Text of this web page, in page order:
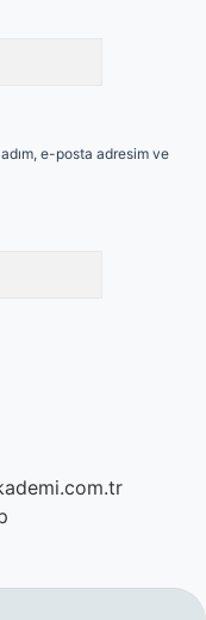
e-posta adresim ve